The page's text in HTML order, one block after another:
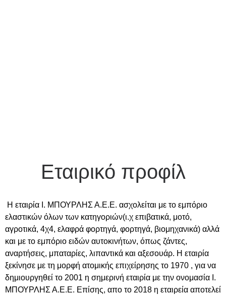
Εταιρικό προφίλ
Η εταιρία Ι. ΜΠΟΥΡΛΗΣ Α.Ε.Ε. ασχολείται με το εμπόριο
ελαστικών όλων των κατηγοριών(ι.χ επιβατικά, μοτό,
αγροτικά, 4χ4, ελαφρά φορτηγά, φορτηγά, βιομηχανικά) αλλά
και με το εμπόριο ειδών αυτοκινήτων, όπως ζάντες,
αναρτήσεις, μπαταρίες, λιπαντικά και αξεσουάρ. Η εταιρία
ξεκίνησε με τη μορφή ατομικής επιχείρησης το 1970 , για να
δημιουργηθεί το 2001 η σημερινή εταιρία με την ονομασία Ι.
ΜΠΟΥΡΛΗΣ Α.Ε.Ε. Επίσης, απο το 2018 η εταιρεία αποτελεί